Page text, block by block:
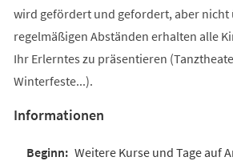
wird gefördert und gefordert, aber
regelmäßigen Abständen erhalten alle
Ihr Erlerntes zu präsentieren
Winterfeste...).
Informationen
Weitere Kurse und Tage auf